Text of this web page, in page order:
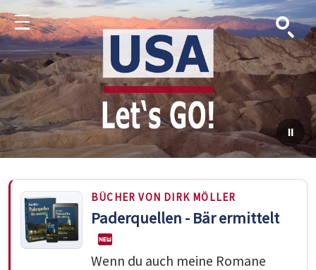
Menu Suche
BÜCHER VON DIRK MÖLLER
Paderquellen - Bär ermittelt
Wenn du auch meine Romane